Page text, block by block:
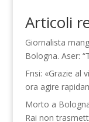
Articoli
Giornalista
Bologna. Aser:
Fnsi: «Grazie al
ora agire
Morto a
Rai non